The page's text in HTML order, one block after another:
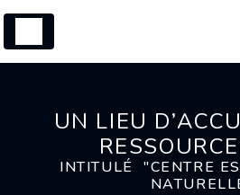
UN LIEU
INTITULÉ "CENTRE
Panneau de gestion des cookies